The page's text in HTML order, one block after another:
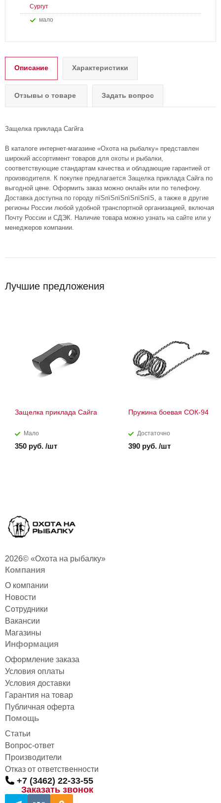
Сургут
Мало
Описание Характеристики
Отзывы о товаре Задать вопрос
Защелка приклада Сагйга
В каталоге интернет-магазине «Охота на рыбалку» представлен
широкий ассортимент товаров для охоты и рыбалки,
соответствующие стандартам качества и обладающие гарантией от
производителя. К покупке предлагается Защелка приклада Сайга по
выгодной цене. Оформить заказ можно онлайн или по телефону.
Доставка доступна по городу пїЅпїЅпїЅпїЅпїЅпїЅ, а также в другие
регионы России любой удобной транспортной организацией, включая
Почту России и СДЭК. Наличие товара можно узнать на сайте или у
менеджеров компании.
Лучшие предложения
Защелка приклада Сайга
Мало
350 руб. /шт
Пружина боевая СОК-94
Достаточно
390 руб. /шт
2026© «Охота на рыбалку»
Компания
О компании
Новости
Сотрудники
Вакансии
Магазины
Информация
Оформление заказа
Условия оплаты
Условия доставки
Гарантия на товар
Публичная оферта
Помощь
Статьи
Вопрос-ответ
Производители
Отказ от ответственности
+7 (3462) 22-33-55
Заказать звонок